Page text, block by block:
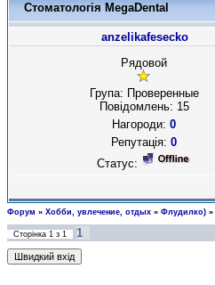
Стоматологія MegaDental
anzelikafesecko
Рядовой
Група: Проверенные
Повідомлень: 15
Нагороди: 0
Репутація: 0
Статус:
Форум » Хобби, увлечение, отдых » Флудилко) »
Сторінка 1 з 1
1